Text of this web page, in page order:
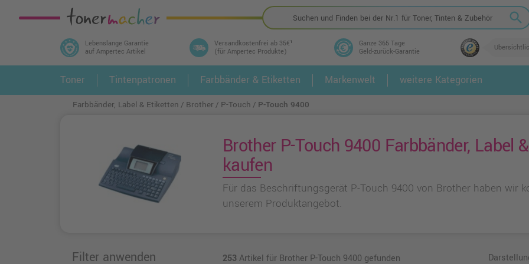
search
Lebenslange Garantie
auf Ampertec Artikel
Versandkostenfrei ab 35€¹
(für Ampertec Produkte)
Ganze 365 Tage
Geld-zurück-Garantie
In 3 einfachen Schritten ihr Druckermodell
und alle dazu passenden Artikel finden ➤ 1. 2.
Toner Tintenpatronen Farbbänder & Etiketten Markenwelt weitere Kategorien
Farbbänder, Label & Etiketten Brother P-Touch P-Touch 9400
Brother P-Touch 9400 Farbbänder, Label
kaufen
Für das Beschriftungsgerät P-Touch 9400 von Brother haben wir
unserem Produktangebot.
Filter anwenden 253Artikel für Brother P-Touch 9400 gefunden